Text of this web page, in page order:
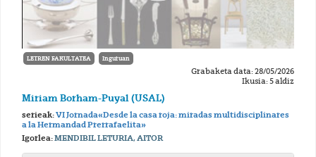
LETREN FAKULTATEA Inguruan
Grabaketa data: 28/05/2026
Ikusia: 5 aldiz
Miriam Borham-Puyal (USAL)
serieak:VI Jornada«Desde la casa roja: miradas multidisciplinares
a la Hermandad Prerrafaelita»
Igorlea:MENDIBIL LETURIA, AITOR